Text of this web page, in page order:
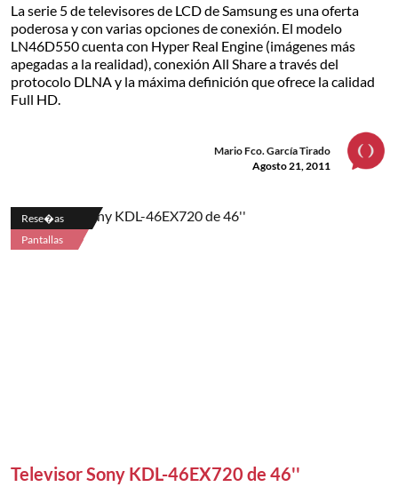
La serie 5 de televisores de LCD de Samsung es una oferta
poderosa y con varias opciones de conexión. El modelo
LN46D550 cuenta con Hyper Real Engine (imágenes más
apegadas a la realidad), conexión All Share a través del
protocolo DLNA y la máxima definición que ofrece la calidad
Full HD.
Mario Fco. García Tirado
Agosto 21, 2011
Rese�as
Pantallas
Televisor Sony KDL-46EX720 de 46''